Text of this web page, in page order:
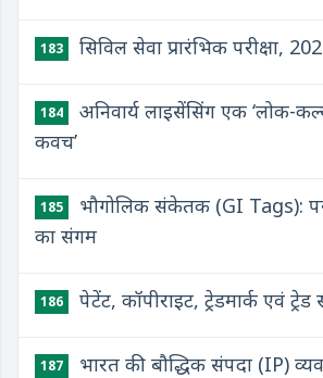
183 सिविल सेवा प्रारंभिक परीक्षा,
184
अनिवार्य लाइसेंसिंग एक ‘लोक-
कवच’
185
भौगोलिक संकेतक (GI Tags):
का संगम
186 पेटेंट, कॉपीराइट, ट्रेडमार्क एवं ट्रेड
187
भारत की बौद्धिक संपदा (IP)